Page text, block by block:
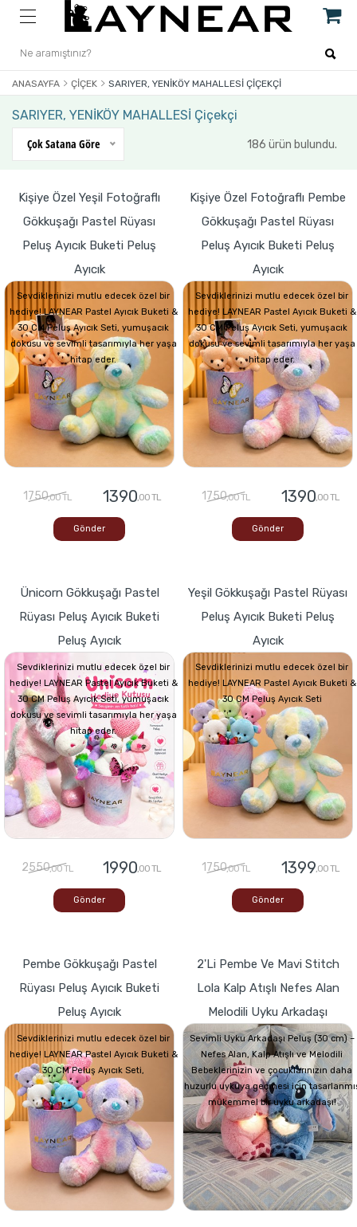
ANASAYFA ÇIÇEK SARIYER, YENİKÖY MAHALLESİ ÇIÇEKÇI
SARIYER, YENİKÖY MAHALLESİ Çiçekçi
Çok Satana Göre
186 ürün bulundu.
Kişiye Özel Yeşil Fotoğraflı
Gökkuşağı Pastel Rüyası
Peluş Ayıcık Buketi Peluş
Ayıcık
Sevdiklerinizi mutlu edecek özel bir
hediye! LAYNEAR Pastel Ayıcık Buketi &
30 CM Peluş Ayıcık Seti, yumuşacık
dokusu ve sevimli tasarımıyla her yaşa
hitap eder.
1750,00 TL 1390,00 TL
Gönder
Kişiye Özel Fotoğraflı Pembe
Gökkuşağı Pastel Rüyası
Peluş Ayıcık Buketi Peluş
Ayıcık
Sevdiklerinizi mutlu edecek özel bir
hediye! LAYNEAR Pastel Ayıcık Buketi &
30 CM Peluş Ayıcık Seti, yumuşacık
dokusu ve sevimli tasarımıyla her yaşa
hitap eder.
1750,00 TL 1390,00 TL
Gönder
Ünicorn Gökkuşağı Pastel
Rüyası Peluş Ayıcık Buketi
Peluş Ayıcık
Sevdiklerinizi mutlu edecek özel bir
hediye! LAYNEAR Pastel Ayıcık Buketi &
30 CM Peluş Ayıcık Seti, yumuşacık
dokusu ve sevimli tasarımıyla her yaşa
hitap eder.
2550,00 TL 1990,00 TL
Gönder
Yeşil Gökkuşağı Pastel Rüyası
Peluş Ayıcık Buketi Peluş
Ayıcık
Sevdiklerinizi mutlu edecek özel bir
hediye! LAYNEAR Pastel Ayıcık Buketi &
30 CM Peluş Ayıcık Seti
1750,00 TL 1399,00 TL
Gönder
Pembe Gökkuşağı Pastel
Rüyası Peluş Ayıcık Buketi
Peluş Ayıcık
Sevdiklerinizi mutlu edecek özel bir
hediye! LAYNEAR Pastel Ayıcık Buketi &
30 CM Peluş Ayıcık Seti,
2'li Pembe Ve Mavi Stitch
Lola Kalp Atışlı Nefes Alan
Melodili Uyku Arkadaşı
Sevimli Uyku Arkadaşı Peluş (30 cm) –
Nefes Alan, Kalp Atışlı ve Melodili
Bebeklerinizin ve çocuklarınızın daha
huzurlu uykuya geçmesi için
mükemmel bir uyku arkadaşı!